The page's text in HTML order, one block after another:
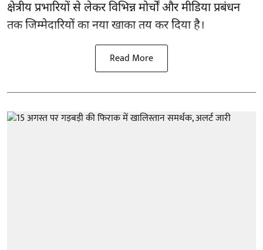
क्षेत्रीय प्रभारियों से लेकर विभिन्न मोर्चों और मीडिया प्रबंधन
तक जिम्मेदारियों का नया खाका तय कर दिया है।
Read More